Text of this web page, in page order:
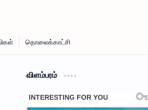
விளம்பரம்